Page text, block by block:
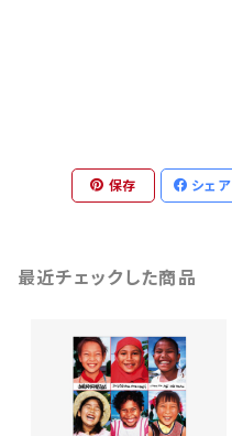
保存 シェア
最近チェックした商品